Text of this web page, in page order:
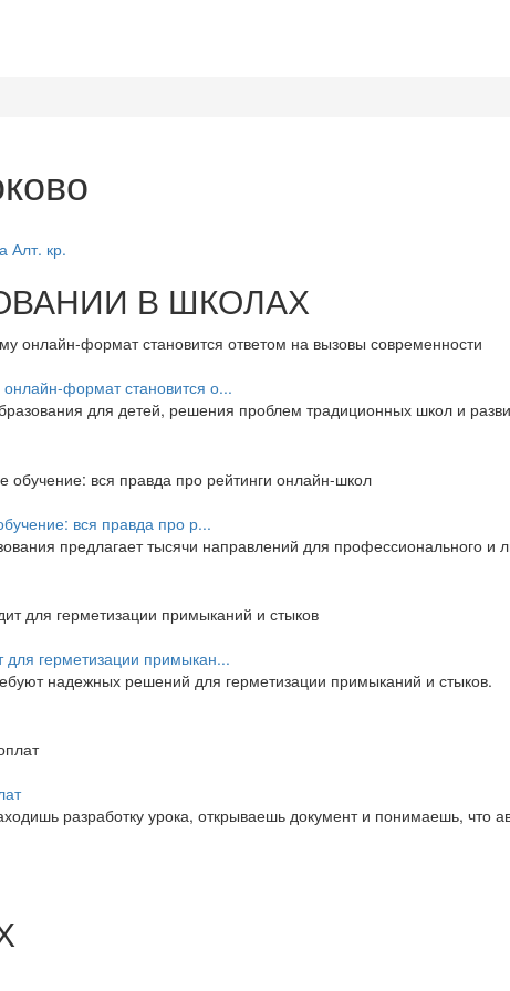
Алт. кр.
В ШКОЛАХ
формат становится о...
для детей, решения проблем традиционных школ и
вся правда про р...
предлагает тысячи направлений для профессионального и
герметизации примыкан...
надежных решений для герметизации примыканий и стыков.
разработку урока, открываешь документ и понимаешь, что